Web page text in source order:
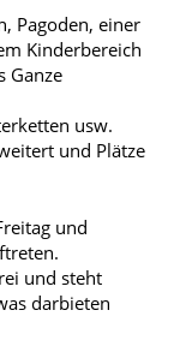
Pagoden, einer
Kinderbereich
Ganze
usw.
und Plätze
und
und steht
darbieten